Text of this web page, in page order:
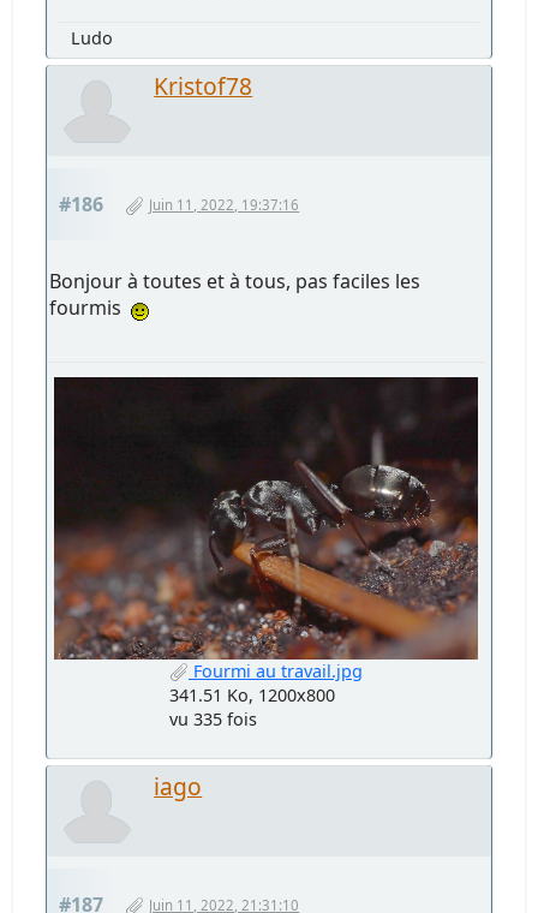
Ludo
Kristof78
#186 Juin 11, 2022, 19:37:16
Bonjour à toutes et à tous, pas faciles les
fourmis
Fourmi au travail.jpg
341.51 Ko, 1200x800
vu 335 fois
iago
#187 Juin 11, 2022, 21:31:10